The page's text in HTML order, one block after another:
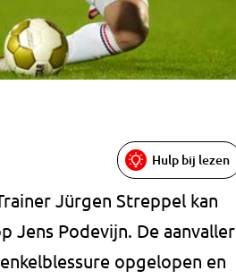
Hulp bij lezen
Jürgen Streppel kan
Jens Podevijn. De aanvaller
opgelopen en